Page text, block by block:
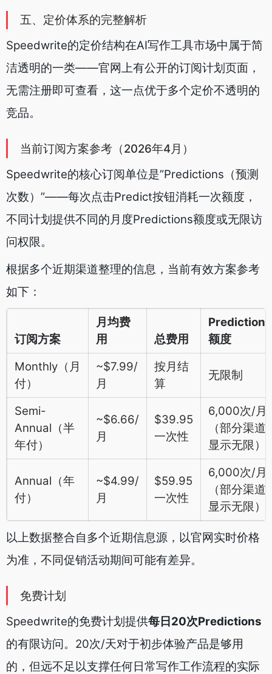
五、定价体系的完整解析
Speedwrite的定价结构在AI写作工具市场中属于简
洁透明的一类——官网上有公开的订阅计划页面，
无需注册即可查看，这一点优于多个定价不透明的
竞品。
当前订阅方案参考（2026年4月）
Speedwrite的核心订阅单位是”Predictions（预测
次数）”——每次点击Predict按钮消耗一次额度，
不同计划提供不同的月度Predictions额度或无限访
问权限。
根据多个近期渠道整理的信息，当前有效方案参考
如下：
订阅方案
月均费
用
总费用
Predictions
额度
Monthly（月
付）
~$7.99/
月
按月结
算
无限制
Semi-
Annual（半
年付）
~$6.66/
月
$39.95
一次性
6,000次/月
（部分渠道
显示无限）
Annual（年
付）
~$4.99/
月
$59.95
一次性
6,000次/月
（部分渠道
显示无限）
以上数据整合自多个近期信息源，以官网实时价格
为准，不同促销活动期间可能有差异。
免费计划
Speedwrite的免费计划提供每日20次Predictions
的有限访问。20次/天对于初步体验产品是够用
的，但远不足以支撑任何日常写作工作流程的实际